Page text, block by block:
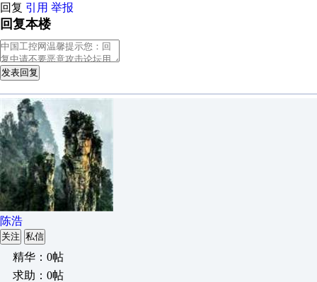
回复 引用 举报
回复本楼
发表回复
陈浩
关注 私信
精华：0帖
求助：0帖